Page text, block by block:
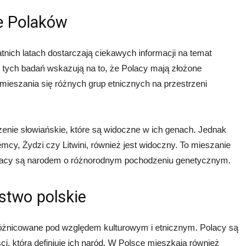
Polaków
latach dostarczają ciekawych informacji na temat
badań wskazują na to, że Polacy mają złożone
się różnych grup etnicznych na przestrzeni
słowiańskie, które są widoczne w ich genach. Jednak
Żydzi czy Litwini, również jest widoczny. To mieszanie
są narodem o różnorodnym pochodzeniu genetycznym.
polskie
pod względem kulturowym i etnicznym. Polacy są
która definiuje ich naród. W Polsce mieszkają również